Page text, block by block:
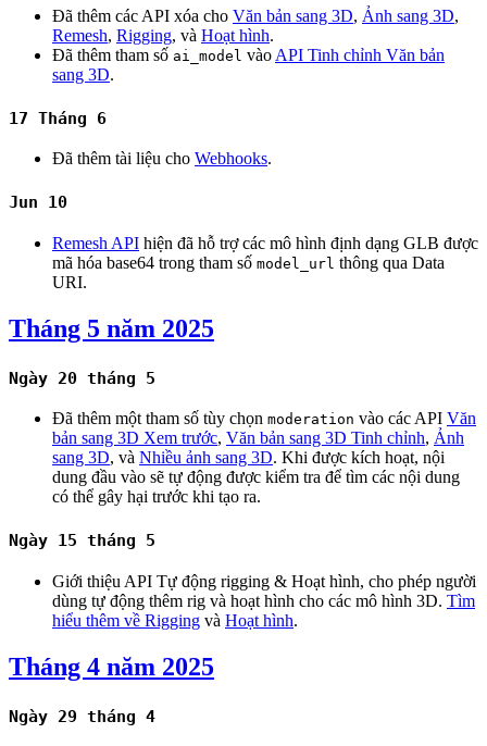
Đã thêm các API xóa cho Văn bản sang 3D, Ảnh sang 3D,
Remesh, Rigging, và Hoạt hình.
Đã thêm tham số ai_model vào API Tinh chỉnh Văn bản
sang 3D.
17 Tháng 6
Đã thêm tài liệu cho Webhooks.
Jun 10
Remesh API hiện đã hỗ trợ các mô hình định dạng GLB được
mã hóa base64 trong tham số model_url thông qua Data
URI.
Tháng 5 năm 2025
Ngày 20 tháng 5
Đã thêm một tham số tùy chọn moderation vào các API Văn
bản sang 3D Xem trước, Văn bản sang 3D Tinh chỉnh, Ảnh
sang 3D, và Nhiều ảnh sang 3D. Khi được kích hoạt, nội
dung đầu vào sẽ tự động được kiểm tra để tìm các nội dung
có thể gây hại trước khi tạo ra.
Ngày 15 tháng 5
Giới thiệu API Tự động rigging & Hoạt hình, cho phép người
dùng tự động thêm rig và hoạt hình cho các mô hình 3D. Tìm
hiểu thêm về Rigging và Hoạt hình.
Tháng 4 năm 2025
Ngày 29 tháng 4